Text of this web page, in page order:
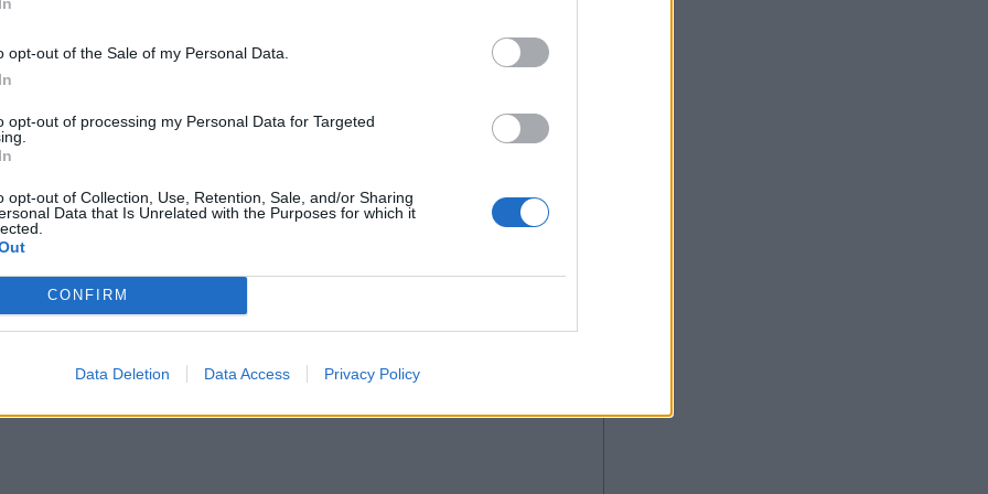
opt-out of the Sale of my Personal Data.
opt-out of processing my Personal Data for Targeted
opt-out of Collection, Use, Retention, Sale, and/or Sharing
Data that Is Unrelated with the Purposes for which it
CONFIRM
Data Deletion Data Access Privacy Policy
ημέρες: «Ήταν τα παιδιά που πήγαιναν να
μετέφεραν κάτω».
στο Κατμαντού του Νεπάλ, όπου οι γιατροί
σπασμένο οστό.
ορειβατική περίοδο, ενώ περισσότεροι από 300
τηρούνται στατιστικά στοιχεία τη δεκαετία του 1920.
έχουν ανέβει φέτος μόνο στην «κορυφή του
από κάθε άλλη χρονιά.
Αποδέχομαι τουςόρους χρήσης